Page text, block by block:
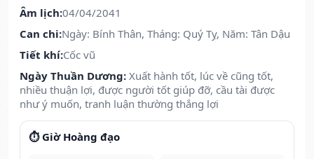
Âm lịch:04/04/2041
Can chi:Ngày: Bính Thân, Tháng: Quý Tỵ, Năm: Tân Dậu
Tiết khí:Cốc vũ
Ngày Thuần Dương: Xuất hành tốt, lúc về cũng tốt,
nhiều thuận lợi, được người tốt giúp đỡ, cầu tài được
như ý muốn, tranh luận thường thắng lợi
⏱️ Giờ Hoàng đạo